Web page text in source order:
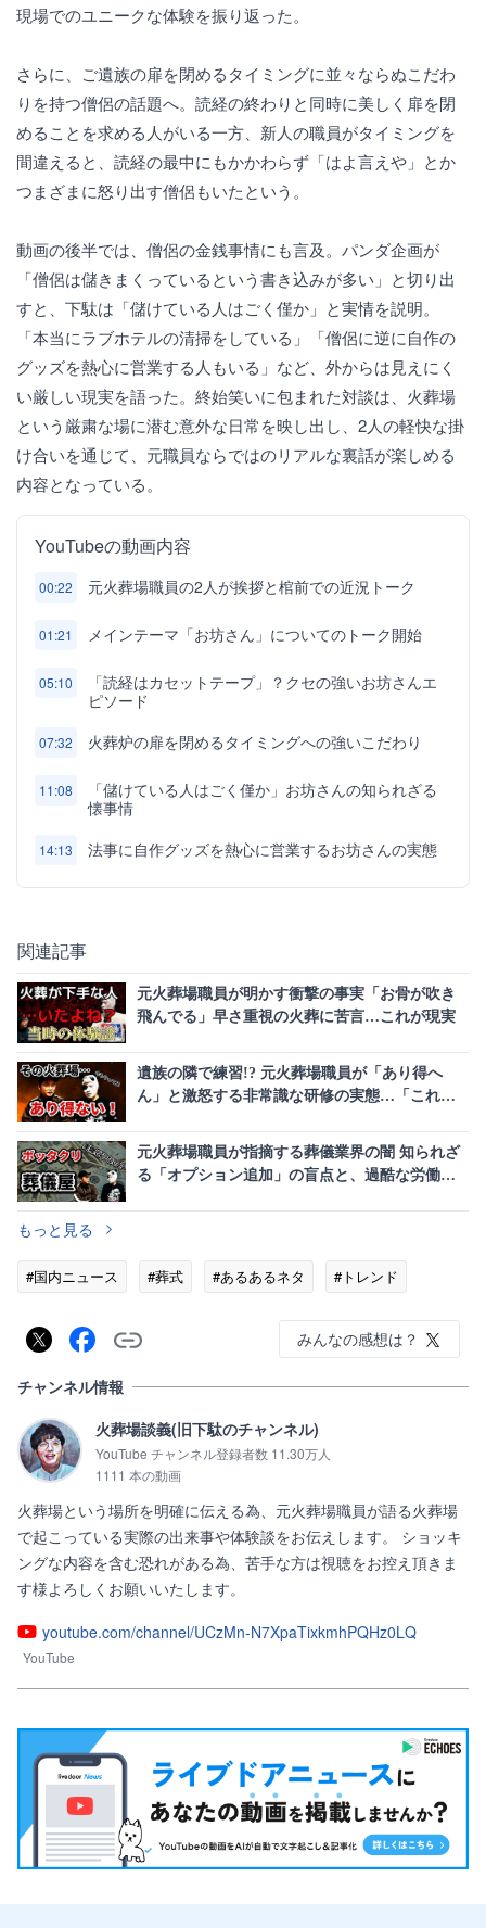
現場でのユニークな体験を振り返った。
さらに、ご遺族の扉を閉めるタイミングに並々ならぬこだわ
りを持つ僧侶の話題へ。読経の終わりと同時に美しく扉を閉
めることを求める人がいる一方、新人の職員がタイミングを
間違えると、読経の最中にもかかわらず「はよ言えや」とか
つまざまに怒り出す僧侶もいたという。
動画の後半では、僧侶の金銭事情にも言及。パンダ企画が
「僧侶は儲きまくっているという書き込みが多い」と切り出
すと、下駄は「儲けている人はごく僅か」と実情を説明。
「本当にラブホテルの清掃をしている」「僧侶に逆に自作の
グッズを熱心に営業する人もいる」など、外からは見えにく
い厳しい現実を語った。終始笑いに包まれた対談は、火葬場
という厳粛な場に潜む意外な日常を映し出し、2人の軽快な掛
け合いを通じて、元職員ならではのリアルな裏話が楽しめる
内容となっている。
YouTubeの動画内容
00:22 元火葬場職員の2人が挨拶と棺前での近況トーク
01:21 メインテーマ「お坊さん」についてのトーク開始
05:10
「読経はカセットテープ」？クセの強いお坊さんエ
ピソード
07:32 火葬炉の扉を閉めるタイミングへの強いこだわり
11:08
「儲けている人はごく僅か」お坊さんの知られざる
懐事情
14:13 法事に自作グッズを熱心に営業するお坊さんの実態
関連記事
元火葬場職員が明かす衝撃の事実「お骨が吹き
飛んでる」早さ重視の火葬に苦言…これが現実
遺族の隣で練習!? 元火葬場職員が「あり得へ
ん」と激怒する非常識な研修の実態…「これが
元火葬場職員が指摘する葬儀業界の闇 知られざ
る「オプション追加」の盲点と、過酷な労働環
もっと見る
#国内ニュース #葬式 #あるあるネタ #トレンド
みんなの感想は？
チャンネル情報
火葬場談義(旧下駄のチャンネル)
YouTube チャンネル登録者数 11.30万人
1111 本の動画
火葬場という場所を明確に伝える為、元火葬場職員が語る火葬場
で起こっている実際の出来事や体験談をお伝えします。 ショッキ
ングな内容を含む恐れがある為、苦手な方は視聴をお控え頂きま
す様よろしくお願いいたします。
youtube.com/channel/UCzMn-N7XpaTixkmhPQHz0LQ
YouTube